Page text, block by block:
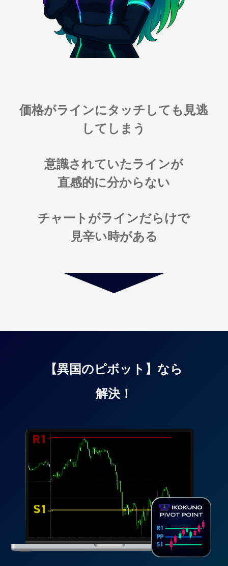
価格がラインにタッチしても見逃
してしまう
意識されていたラインが
直感的に分からない
チャートがラインだらけで
見辛い時がある
【異国のピボット】なら
解決！